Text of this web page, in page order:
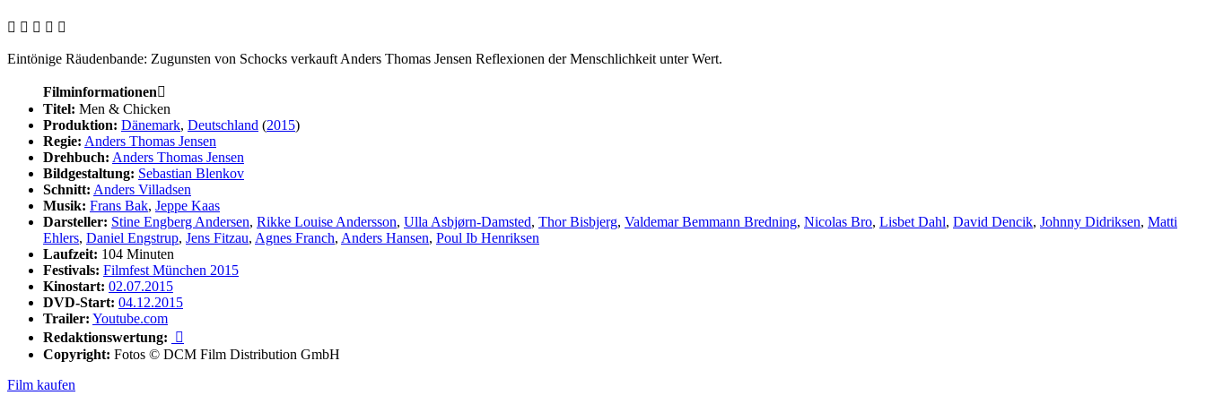
    
Eintönige Räudenbande: Zugunsten von Schocks verkauft Anders Thomas Jensen Reflexionen der Menschlichkeit unter Wert.
Filminformationen
Titel: Men & Chicken
Produktion: Dänemark, Deutschland (2015)
Regie: Anders Thomas Jensen
Drehbuch: Anders Thomas Jensen
Bildgestaltung: Sebastian Blenkov
Schnitt: Anders Villadsen
Musik: Frans Bak, Jeppe Kaas
Darsteller: Stine Engberg Andersen, Rikke Louise Andersson, Ulla Asbjørn-Damsted, Thor Bisbjerg, Valdemar Bemmann Bredning, Nicolas Bro, Lisbet Dahl, David Dencik, Johnny Didriksen, Matti
Ehlers, Daniel Engstrup, Jens Fitzau, Agnes Franch, Anders Hansen, Poul Ib Henriksen
Laufzeit: 104 Minuten
Festivals: Filmfest München 2015
Kinostart: 02.07.2015
DVD-Start: 04.12.2015
Trailer: Youtube.com
Redaktionswertung:

Copyright: Fotos © DCM Film Distribution GmbH
Film kaufen